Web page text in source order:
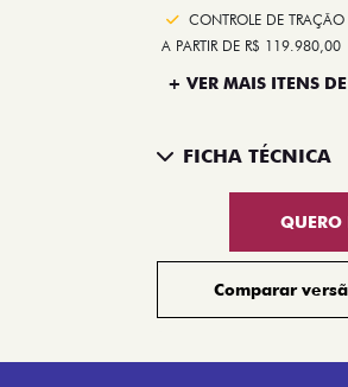
CONTROLE DE TRAÇÃO
A PARTIR DE R$ 119.980,00
+ VER MAIS ITENS DE
FICHA TÉCNICA
QUERO
Comparar